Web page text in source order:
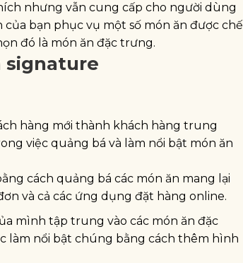
nhưng vẫn cung cấp cho người dùng
bạn phục vụ một số món ăn được chế
đó là món ăn đặc trưng.
signature
hàng mới thành khách hàng trung
việc quảng bá và làm nổi bật món ăn
cách quảng bá các món ăn mang lại
và cả các ứng dụng đặt hàng online.
mình tập trung vào các món ăn đặc
làm nổi bật chúng bằng cách thêm hình